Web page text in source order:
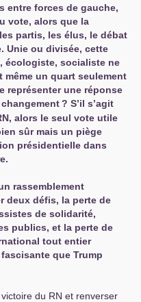
entre forces de gauche,
vote, alors que la
partis, les élus, le débat
Unie ou divisée, cette
écologiste, socialiste ne
un quart seulement
représenter une réponse
? S’il s’agit
, alors le seul vote utile
sûr mais un piège
présidentielle dans
rassemblement
deux défis, la perte de
de solidarité,
publics, et la perte de
tout entier
que Trump
du RN et renverser